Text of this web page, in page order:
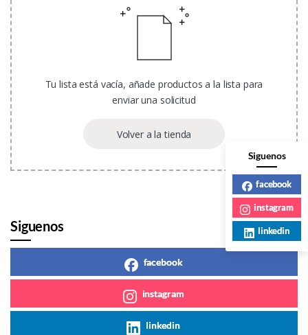
Tu lista está vacía, añade productos a la lista para
enviar una solicitud
Volver a la tienda
Siguenos
facebook
instagram
linkedin
Siguenos
facebook
instagram
linkedin